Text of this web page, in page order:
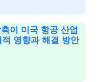
이 미국 항공 산업
영향과 해결 방안